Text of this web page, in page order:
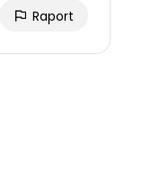
Raport